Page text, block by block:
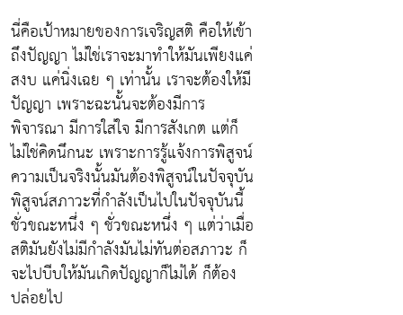
นี่คือเป้าหมายของการเจริญสติ คือให้เข้า
ถึงปัญญา ไม่ใช่เราจะมาทำให้มันเพียงแค่
สงบ แค่นิ่งเฉย ๆ เท่านั้น เราจะต้องให้มี
ปัญญา เพราะฉะนั้นจะต้องมีการ
พิจารณา มีการใส่ใจ มีการสังเกต แต่ก็
ไม่ใช่คิดนึกนะ เพราะการรู้แจ้งการพิสูจน์
ความเป็นจริงนั้นมันต้องพิสูจน์ในปัจจุบัน
พิสูจน์สภาวะที่กำลังเป็นไปในปัจจุบันนี้
ชั่วขณะหนึ่ง ๆ ชั่วขณะหนึ่ง ๆ แต่ว่าเมื่อ
สติมันยังไม่มีกำลังมันไม่ทันต่อสภาวะ ก็
จะไปบีบให้มันเกิดปัญญาก็ไม่ได้ ก็ต้อง
ปล่อยไป